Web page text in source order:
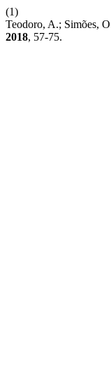
(1)
Teodoro, A.; Simões,
2018, 57-75.